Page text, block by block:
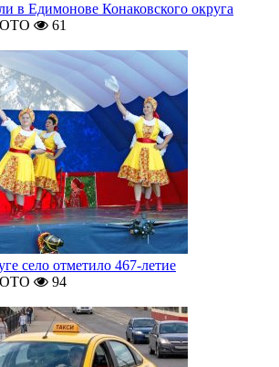
в Едимонове Конаковского округа
61
село отметило 467-летие
94